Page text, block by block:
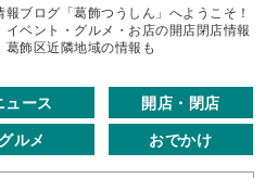
ブログ「葛飾つうしん」へようこそ！
イベント・グルメ・お店の開店閉店情報
飾区近隣地域の情報も
ュース 開店・閉店
グルメ おでかけ